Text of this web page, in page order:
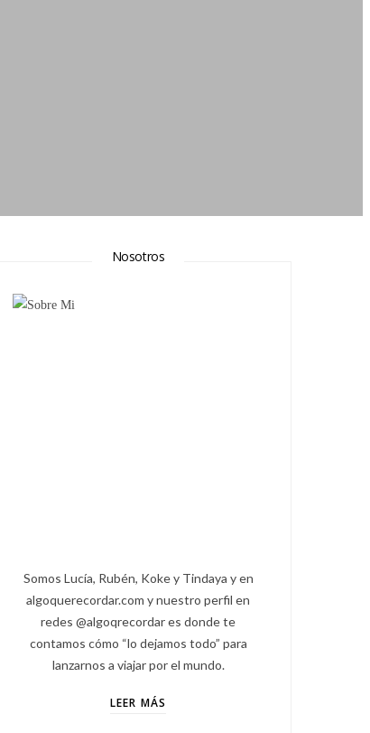
Nosotros
Somos Lucía, Rubén, Koke y Tindaya y en
algoquerecordar.com y nuestro perfil en
redes @algoqrecordar es donde te
contamos cómo “lo dejamos todo” para
lanzarnos a viajar por el mundo.
LEER MÁS